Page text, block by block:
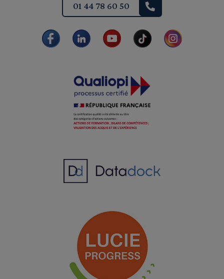
01 44 78 60 50